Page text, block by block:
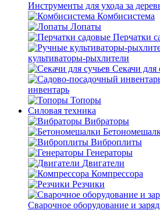
Инструменты для ухода за
Комбисистема
Лопаты
Перчатки
культиваторы-рыхлители
Секачи для
инвентарь
Топоры
Силовая техника
Вибраторы
Виброплиты
Генераторы
Двигатели
Компрессора
Резчики
Сварочное оборудование и